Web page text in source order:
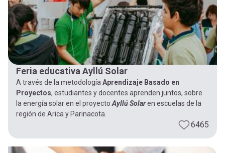
Feria educativa Ayllú Solar
A través de la metodología Aprendizaje Basado en
Proyectos, estudiantes y docentes aprenden juntos, sobre
la energía solar en el proyecto Ayllú Solaren escuelas de la
región de Arica y Parinacota.
6465